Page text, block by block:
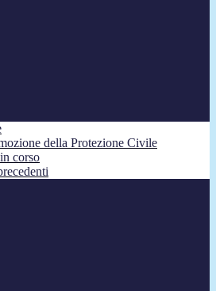
della Protezione Civile
corso